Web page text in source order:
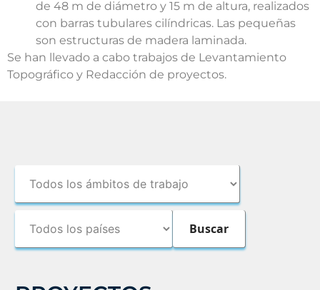
de 48 m de diámetro y 15 m de altura, realizados
con barras tubulares cilíndricas. Las pequeñas
son estructuras de madera laminada.
Se han llevado a cabo trabajos de Levantamiento
Topográfico y Redacción de proyectos.